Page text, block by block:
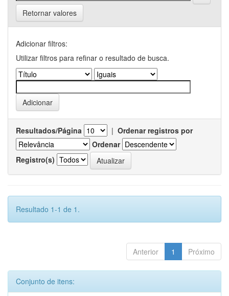
Retornar valores
Adicionar filtros:
Utilizar filtros para refinar o resultado de busca.
Resultados/Página | Ordenar registros por
Ordenar
Registro(s)
Resultado 1-1 de 1.
Anterior 1 Próximo
Conjunto de itens: